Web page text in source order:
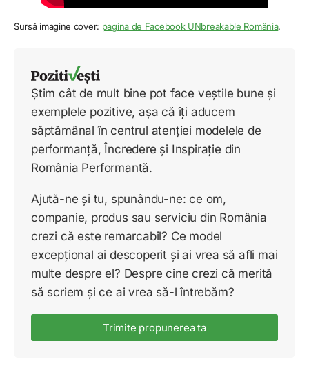
Sursă imagine cover: pagina de Facebook UNbreakable România.
Știm cât de mult bine pot face veștile bune și
exemplele pozitive, așa că îți aducem
săptămânal în centrul atenției modelele de
performanță, Încredere și Inspirație din
România Performantă.
Ajută-ne și tu, spunându-ne: ce om,
companie, produs sau serviciu din România
crezi că este remarcabil? Ce model
excepțional ai descoperit și ai vrea să afli mai
multe despre el? Despre cine crezi că merită
să scriem și ce ai vrea să-l întrebăm?
Trimite propunerea ta